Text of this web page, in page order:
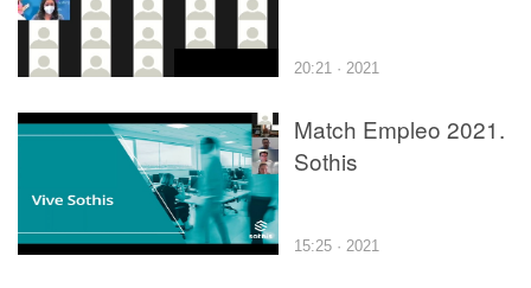
20:21 · 2021
Match Empleo 2021.
Sothis
15:25 · 2021